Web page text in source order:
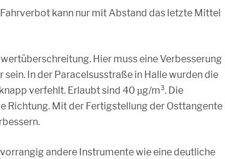
kann nur mit Abstand das letzte Mittel
Hier muss eine Verbesserung
In der Paracelsusstraße in Halle wurden die
verfehlt. Erlaubt sind 40 µg/m³. Die
Richtung. Mit der Fertigstellung der Osttangente
andere Instrumente wie eine deutliche